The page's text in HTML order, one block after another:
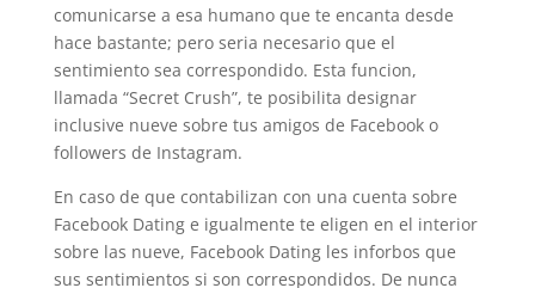
comunicarse a esa humano que te encanta desde
hace bastante; pero seri­a necesario que el
sentimiento sea correspondido. Esta funcion,
llamada “Secret Crush”, te posibilita designar
inclusive nueve sobre tus amigos de Facebook o
followers de Instagram.
En caso de que contabilizan con una cuenta sobre
Facebook Dating e igualmente te eligen en el interior
sobre las nueve, Facebook Dating les inforbos que
sus sentimientos si son correspondidos. De nunca